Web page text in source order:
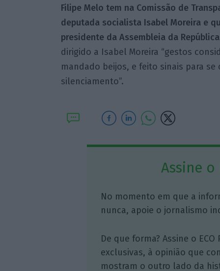
Filipe Melo tem na Comissão de
deputada socialista Isabel Moreira e
presidente da Assembleia da República
dirigido a Isabel Moreira “gestos
mandado beijos, e feito sinais para
silenciamento”.
Assine o
No momento em que a
nunca, apoie o jornalismo
De que forma? Assine o
exclusivas, à opinião que
mostram o outro lado da